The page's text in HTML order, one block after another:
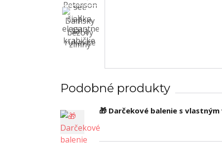
Podobné produkty
🎁 Darčekové balenie s